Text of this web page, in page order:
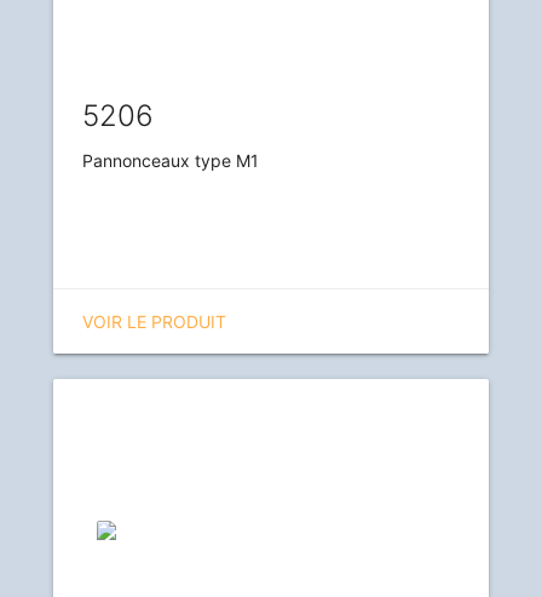
5206
Pannonceaux type M1
VOIR LE PRODUIT